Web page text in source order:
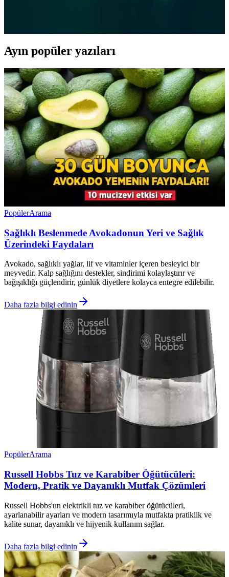
Ayın popüler yazıları
PopülerArama
Sağlıklı Beslenmede Avokadonun Yeri ve Sağlık
Üzerindeki Faydaları
Avokado, sağlıklı yağlar, lif ve vitaminler içeren besleyici bir
meyvedir. Kalp sağlığını destekler, sindirimi kolaylaştırır ve
bağışıklığı güçlendirir, günlük diyetlere kolayca entegre edilebilir.
Daha fazla bilgi edinin
PopülerArama
Russell Hobbs Tuz ve Karabiber Öğütücüleri:
Modern, Pratik ve Dayanıklı Mutfak Çözümleri
Russell Hobbs'un elektrikli tuz ve karabiber öğütücüleri,
ayarlanabilir ayarları ve modern tasarımıyla mutfakta pratiklik ve
kalite sunar, dayanıklı ve hijyenik kullanım sağlar.
Daha fazla bilgi edinin